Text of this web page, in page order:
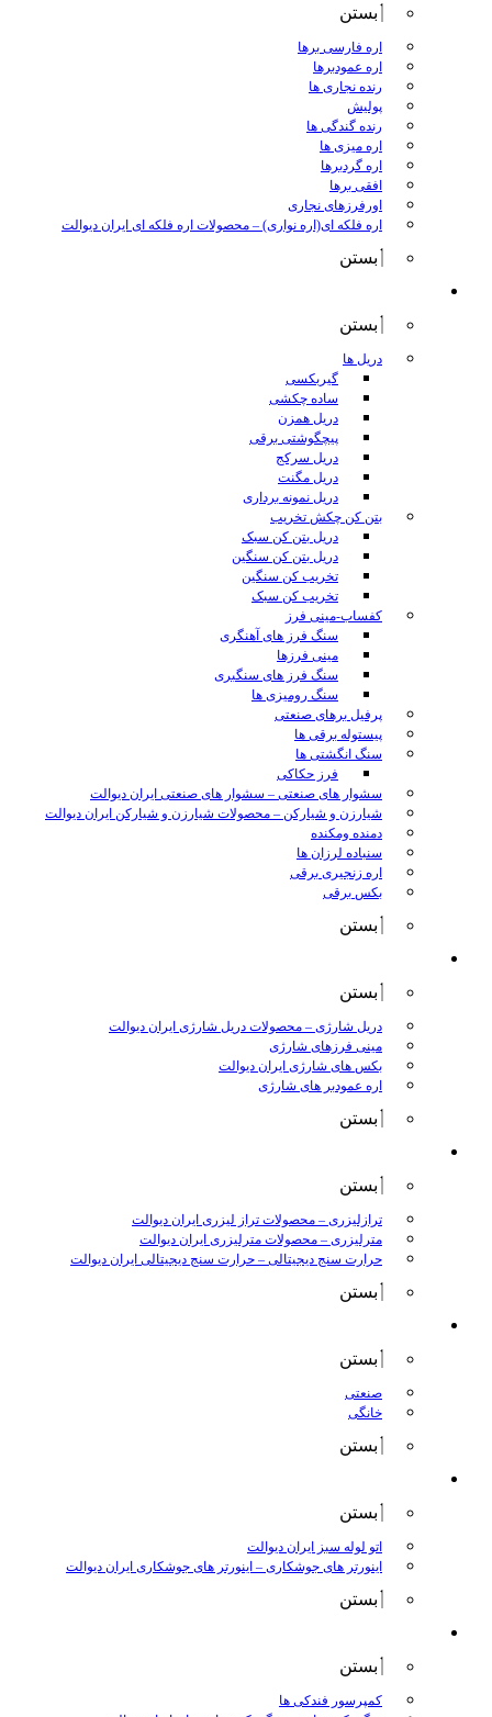
بستن
اره فارسی برها
اره عمودبرها
رنده نجاری ها
پولیش
رنده گندگی ها
اره میزی ها
اره گردبرها
افقی برها
اورفرزهای نجاری
اره فلکه ای(اره نواری) – محصولات اره فلکه ای ایران دیوالت
بستن
بستن
دریل ها
گیربکسی
ساده چکشی
دریل همزن
پیچگوشتی برقی
دریل سرکج
دریل مگنت
دریل نمونه برداری
بتن کن چکش تخریب
دریل بتن کن سبک
دریل بتن کن سنگین
تخریب کن سنگین
تخریب کن سبک
کفساب-مینی فرز
سنگ فرز های آهنگری
مینی فرزها
سنگ فرز های سنگبری
سنگ رومیزی ها
پرفیل برهای صنعتی
پیستوله برقی ها
سنگ انگشتی ها
فرز حکاکی
سشوار های صنعتی – سشوار های صنعتی ایران دیوالت
شیارزن و شیارکن – محصولات شیارزن و شیارکن ایران دیوالت
دمنده ومکنده
سنباده لرزان ها
اره زنجیری برقی
بکس برقی
بستن
بستن
دریل شارژی – محصولات دریل شارژی ایران دیوالت
مینی فرزهای شارژی
بکس های شارژی ایران دیوالت
اره عمودبر های شارژی
بستن
بستن
ترازلیزری – محصولات تراز لیزری ایران دیوالت
مترلیزری – محصولات مترلیزری ایران دیوالت
حرارت سنج دیجیتالی – حرارت سنج دیجیتالی ایران دیوالت
بستن
بستن
صنعتی
خانگی
بستن
بستن
اتو لوله سبز ایران دیوالت
اینورتر های جوشکاری – اینورتر های جوشکاری ایران دیوالت
بستن
بستن
کمپرسور فندکی ها